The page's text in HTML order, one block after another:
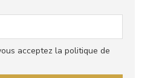
acceptez la politique de